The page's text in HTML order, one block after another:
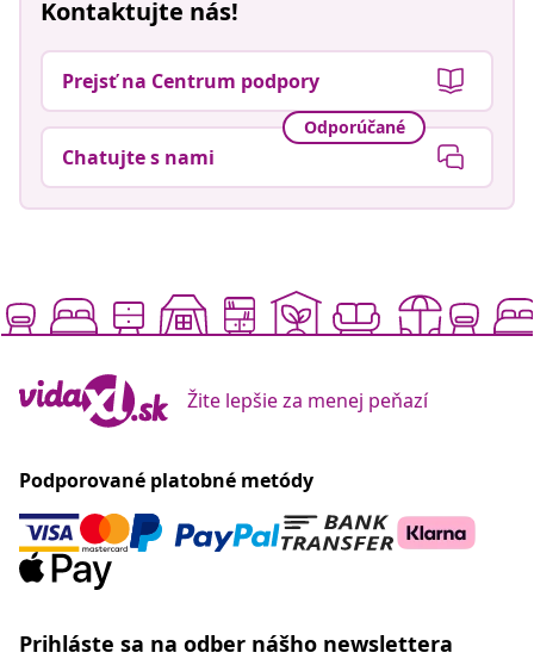
Kontaktujte nás!
Prejsť na Centrum podpory
Odporúčané
Chatujte s nami
Žite lepšie za menej peňazí
Podporované platobné metódy
Prihláste sa na odber nášho newslettera